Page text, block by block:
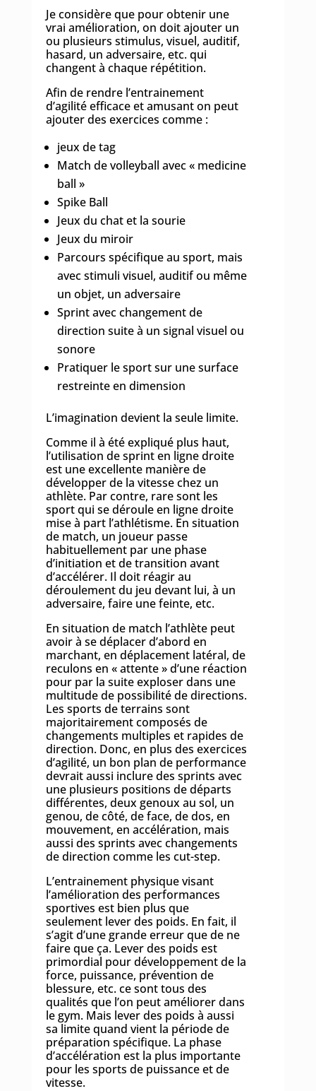
Je considère que pour obtenir une
vrai amélioration, on doit ajouter un
ou plusieurs stimulus, visuel, auditif,
hasard, un adversaire, etc. qui
changent à chaque répétition.
Afin de rendre l’entrainement
d’agilité efficace et amusant on peut
ajouter des exercices comme :
jeux de tag
Match de volleyball avec « medicine
ball »
Spike Ball
Jeux du chat et la sourie
Jeux du miroir
Parcours spécifique au sport, mais
avec stimuli visuel, auditif ou même
un objet, un adversaire
Sprint avec changement de
direction suite à un signal visuel ou
sonore
Pratiquer le sport sur une surface
restreinte en dimension
L’imagination devient la seule limite.
Comme il à été expliqué plus haut,
l’utilisation de sprint en ligne droite
est une excellente manière de
développer de la vitesse chez un
athlète. Par contre, rare sont les
sport qui se déroule en ligne droite
mise à part l’athlétisme. En situation
de match, un joueur passe
habituellement par une phase
d’initiation et de transition avant
d’accélérer. Il doit réagir au
déroulement du jeu devant lui, à un
adversaire, faire une feinte, etc.
En situation de match l’athlète peut
avoir à se déplacer d’abord en
marchant, en déplacement latéral, de
reculons en « attente » d’une réaction
pour par la suite exploser dans une
multitude de possibilité de directions.
Les sports de terrains sont
majoritairement composés de
changements multiples et rapides de
direction. Donc, en plus des exercices
d’agilité, un bon plan de performance
devrait aussi inclure des sprints avec
une plusieurs positions de départs
différentes, deux genoux au sol, un
genou, de côté, de face, de dos, en
mouvement, en accélération, mais
aussi des sprints avec changements
de direction comme les cut-step.
L’entrainement physique visant
l’amélioration des performances
sportives est bien plus que
seulement lever des poids. En fait, il
s’agit d’une grande erreur que de ne
faire que ça. Lever des poids est
primordial pour développement de la
force, puissance, prévention de
blessure, etc. ce sont tous des
qualités que l’on peut améliorer dans
le gym. Mais lever des poids à aussi
sa limite quand vient la période de
préparation spécifique. La phase
d’accélération est la plus importante
pour les sports de puissance et de
vitesse.